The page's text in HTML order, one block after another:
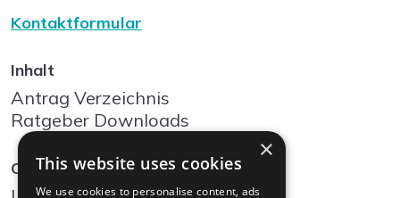
Kontaktformular
Inhalt
Antrag Verzeichnis
Ratgeber Downloads
Community
×
This website uses cookies
We use cookies to personalise content, ads